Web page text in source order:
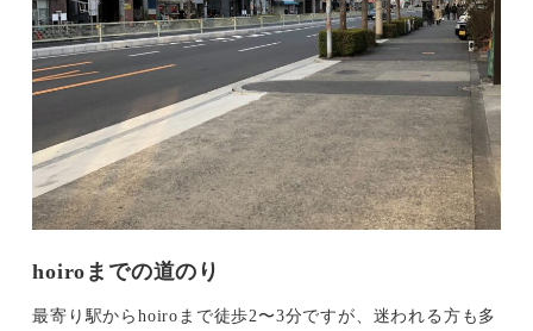
hoiroまでの道のり
最寄り駅からhoiroまで徒歩2〜3分ですが、迷われる方も多